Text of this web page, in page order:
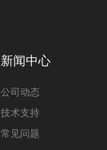
新闻中心
公司动态
技术支持
常见问题